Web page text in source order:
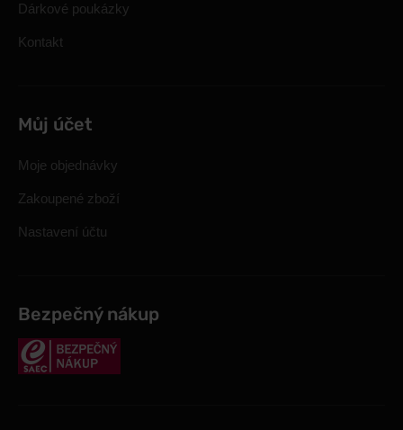
Dárkové poukázky
Kontakt
Můj účet
Moje objednávky
Zakoupené zboží
Nastavení účtu
Bezpečný nákup